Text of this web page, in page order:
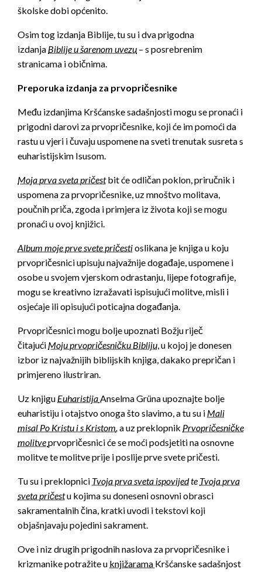
školske dobi općenito.
Osim tog izdanja Biblije, tu su i dva prigodna
izdanja Biblije u šarenom uvezu – s posrebrenim
stranicama i običnima.
Preporuka izdanja za prvopričesnike
Među izdanjima Kršćanske sadašnjosti mogu se pronaći i
prigodni darovi za prvopričesnike, koji će im pomoći da
rastu u vjeri i čuvaju uspomene na sveti trenutak susreta s
euharistijskim Isusom.
Moja prva sveta pričest bit će odličan poklon, priručnik i
uspomena za prvopričesnike, uz mnoštvo molitava,
poučnih priča, zgoda i primjera iz života koji se mogu
pronaći u ovoj knjižici.
Album moje prve svete pričestioslikana je knjiga u koju
prvopričesnici upisuju najvažnije događaje, uspomene i
osobe u svojem vjerskom odrastanju, lijepe fotografije,
mogu se kreativno izražavati ispisujući molitve, misli i
osjećaje ili opisujući poticajna događanja.
Prvopričesnici mogu bolje upoznati Božju riječ
čitajući Moju prvopričesničku Bibliju, u kojoj je donesen
izbor iz najvažnijih biblijskih knjiga, dakako prepričan i
primjereno ilustriran.
Uz knjigu EuharistijaAnselma Grüna upoznajte bolje
euharistiju i otajstvo onoga što slavimo, a tu su i Mali
misal Po Kristu i s Kristom,a uz preklopnik Prvopričesničke
molitveprvopričesnici će se moći podsjetiti na osnovne
molitve te molitve prije i poslije prve svete pričesti.
Tu su i preklopnici Tvoja prva sveta ispovijedte Tvoja prva
sveta pričestu kojima su doneseni osnovni obrasci
sakramentalnih čina, kratki uvodi i tekstovi koji
objašnjavaju pojedini sakrament.
Ove i niz drugih prigodnih naslova za prvopričesnike i
krizmanike potražite u knjižarama Kršćanske sadašnjost